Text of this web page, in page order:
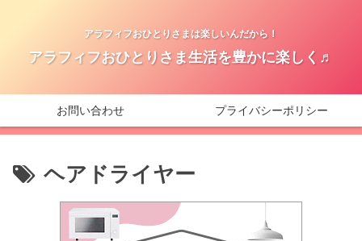
アラフィフおひとりさまは楽しいんだから！
アラフィフおひとりさま生活を豊かに楽しく♬
お問い合わせ プライバシーポリシー
ヘアドライヤー